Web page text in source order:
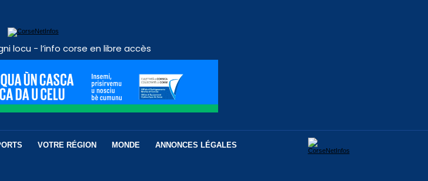
locu - l’info corse en libre accès
VOTRE RÉGION MONDE ANNONCES LÉGALES